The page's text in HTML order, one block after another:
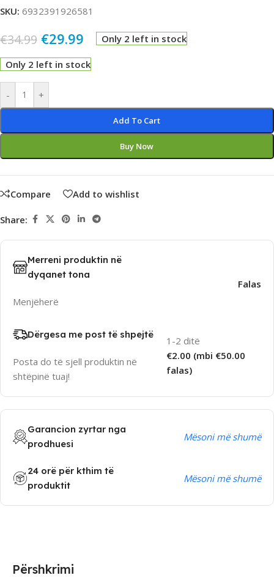
SKU: 6932391926581
€34.99 €29.99 Only 2 left in stock
Only 2 left in stock
- +
Add To Cart
Buy Now
Alternative:
Compare Add to wishlist
Share:
Merreni produktin në
dyqanet tona
Menjëherë
Falas
Dërgesa me post të shpejtë
Posta do të sjell produktin në
shtëpinë tuaj!
1-2 ditë
€2.00 (mbi €50.00
falas)
Garancion zyrtar nga
prodhuesi
Mësoni më shumë
24 orë për kthim të
produktit
Mësoni më shumë
Përshkrimi